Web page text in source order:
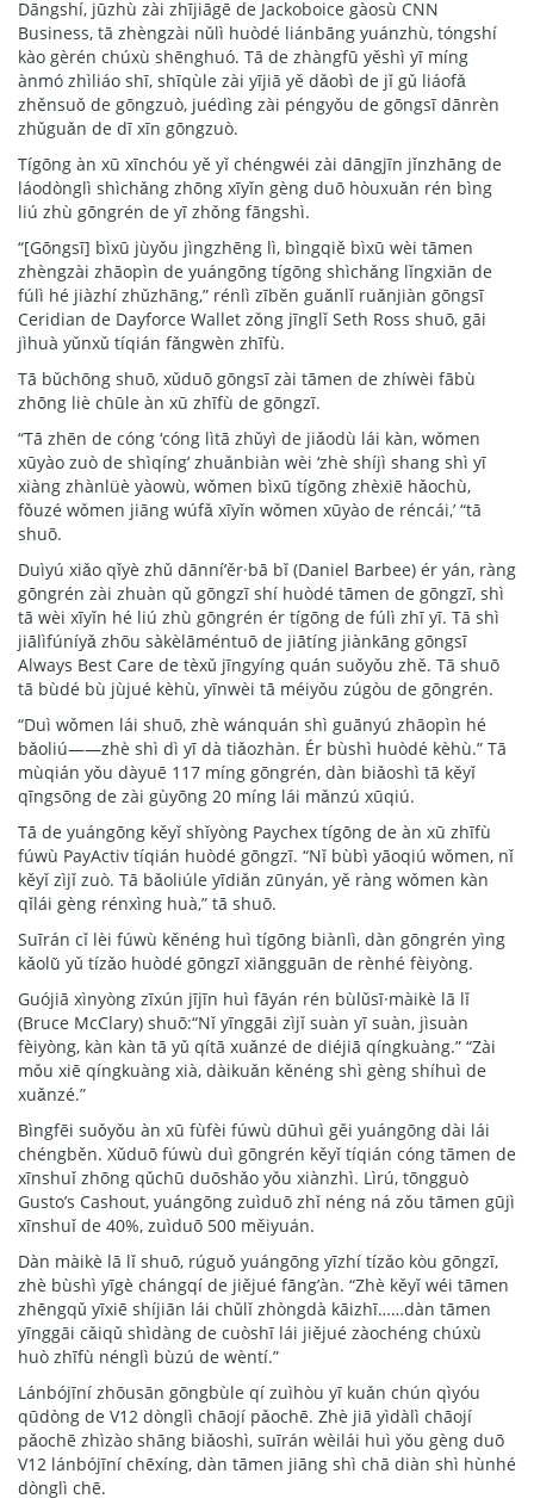
Dāngshí, jūzhù zài zhījiāgē de Jackoboice gàosù CNN
Business, tā zhèngzài nǔlì huòdé liánbāng yuánzhù, tóngshí
kào gèrén chúxù shēnghuó. Tā de zhàngfū yěshì yī míng
ànmó zhìliáo shī, shīqùle zài yījiā yě dǎobì de jǐ gǔ liáofǎ
zhěnsuǒ de gōngzuò, juédìng zài péngyǒu de gōngsī dānrèn
zhǔguǎn de dī xīn gōngzuò.
Tígōng àn xū xīnchóu yě yǐ chéngwéi zài dāngjīn jǐnzhāng de
láodònglì shìchǎng zhōng xīyǐn gèng duō hòuxuǎn rén bìng
liú zhù gōngrén de yī zhǒng fāngshì.
“[Gōngsī] bìxū jùyǒu jìngzhēng lì, bìngqiě bìxū wèi tāmen
zhèngzài zhāopìn de yuángōng tígōng shìchǎng lǐngxiān de
fúlì hé jiàzhí zhǔzhāng,” rénlì zīběn guǎnlǐ ruǎnjiàn gōngsī
Ceridian de Dayforce Wallet zǒng jīnglǐ Seth Ross shuō, gāi
jìhuà yǔnxǔ tíqián fǎngwèn zhīfù.
Tā bǔchōng shuō, xǔduō gōngsī zài tāmen de zhíwèi fābù
zhōng liè chūle àn xū zhīfù de gōngzī.
“Tā zhēn de cóng ‘cóng lìtā zhǔyì de jiǎodù lái kàn, wǒmen
xūyào zuò de shìqíng’ zhuǎnbiàn wèi ‘zhè shíjì shang shì yī
xiàng zhànlüè yàowù, wǒmen bìxū tígōng zhèxiē hǎochù,
fǒuzé wǒmen jiāng wúfǎ xīyǐn wǒmen xūyào de réncái,’ “tā
shuō.
Duìyú xiǎo qǐyè zhǔ dānní’ěr·bā bǐ (Daniel Barbee) ér yán, ràng
gōngrén zài zhuàn qǔ gōngzī shí huòdé tāmen de gōngzī, shì
tā wèi xīyǐn hé liú zhù gōngrén ér tígōng de fúlì zhī yī. Tā shì
jiālìfúníyǎ zhōu sàkèlāméntuō de jiātíng jiànkāng gōngsī
Always Best Care de tèxǔ jīngyíng quán suǒyǒu zhě. Tā shuō
tā bùdé bù jùjué kèhù, yīnwèi tā méiyǒu zúgòu de gōngrén.
“Duì wǒmen lái shuō, zhè wánquán shì guānyú zhāopìn hé
bǎoliú——zhè shì dì yī dà tiǎozhàn. Ér bùshì huòdé kèhù.” Tā
mùqián yǒu dàyuē 117 míng gōngrén, dàn biǎoshì tā kěyǐ
qīngsōng de zài gùyōng 20 míng lái mǎnzú xūqiú.
Tā de yuángōng kěyǐ shǐyòng Paychex tígōng de àn xū zhīfù
fúwù PayActiv tíqián huòdé gōngzī. “Nǐ bùbì yāoqiú wǒmen, nǐ
kěyǐ zìjǐ zuò. Tā bǎoliúle yīdiǎn zūnyán, yě ràng wǒmen kàn
qǐlái gèng rénxìng huà,” tā shuō.
Suīrán cǐ lèi fúwù kěnéng huì tígōng biànlì, dàn gōngrén yìng
kǎolǜ yǔ tízǎo huòdé gōngzī xiāngguān de rènhé fèiyòng.
Guójiā xìnyòng zīxún jījīn huì fāyán rén bùlǔsī·màikè lā lǐ
(Bruce McClary) shuō:“Nǐ yīnggāi zìjǐ suàn yī suàn, jìsuàn
fèiyòng, kàn kàn tā yǔ qítā xuǎnzé de diéjiā qíngkuàng.” “Zài
mǒu xiē qíngkuàng xià, dàikuǎn kěnéng shì gèng shíhuì de
xuǎnzé.”
Bìngfēi suǒyǒu àn xū fùfèi fúwù dūhuì gěi yuángōng dài lái
chéngběn. Xǔduō fúwù duì gōngrén kěyǐ tíqián cóng tāmen de
xīnshuǐ zhōng qǔchū duōshǎo yǒu xiànzhì. Lìrú, tōngguò
Gusto’s Cashout, yuángōng zuìduō zhǐ néng ná zǒu tāmen gūjì
xīnshuǐ de 40%, zuìduō 500 měiyuán.
Dàn màikè lā lǐ shuō, rúguǒ yuángōng yīzhí tízǎo kòu gōngzī,
zhè bùshì yīgè chángqí de jiějué fāng’àn. “Zhè kěyǐ wéi tāmen
zhēngqǔ yīxiē shíjiān lái chǔlǐ zhòngdà kāizhī……dàn tāmen
yīnggāi cǎiqǔ shìdàng de cuòshī lái jiějué zàochéng chúxù
huò zhīfù nénglì bùzú de wèntí.”
Lánbójīní zhōusān gōngbùle qí zuìhòu yī kuǎn chún qìyóu
qūdòng de V12 dònglì chāojí pǎochē. Zhè jiā yìdàlì chāojí
pǎochē zhìzào shāng biǎoshì, suīrán wèilái huì yǒu gèng duō
V12 lánbójīní chēxíng, dàn tāmen jiāng shì chā diàn shì hùnhé
dònglì chē.